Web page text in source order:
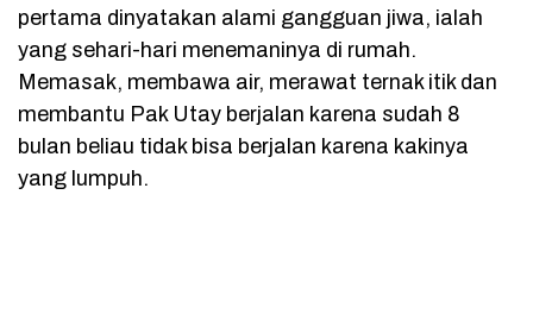
pertama dinyatakan alami gangguan jiwa, ialah
yang sehari-hari menemaninya di rumah.
Memasak, membawa air, merawat ternak itik dan
membantu Pak Utay berjalan karena sudah 8
bulan beliau tidak bisa berjalan karena kakinya
yang lumpuh.